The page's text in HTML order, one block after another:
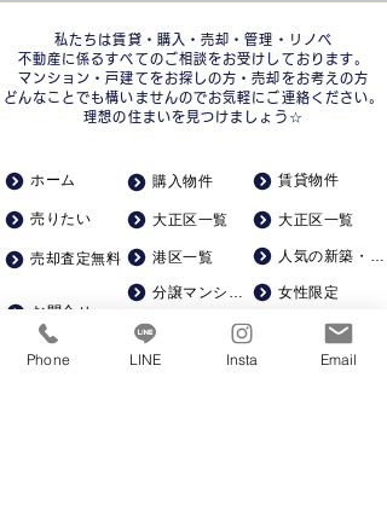
私たちは賃貸・購入・売却・管理・リノベ
不動産に係るすべてのご相談をお受けしております。
マンション・戸建てをお探しの方・売却をお考えの方
どんなことでも構いませんのでお気軽にご連絡ください。
理想の住まいを見つけましょう☆
ホーム
売りたい
購入物件
大正区一覧
売却査定無料
お問合せ
会社概要
中古戸建て
土地
港区一覧
賃貸物件
大正区一覧
女性限定
一人暮らし向け
ゆったり広め
Phone LINE Insta Email